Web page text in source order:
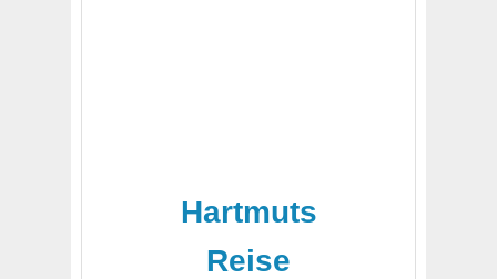
Hartmuts
Reise